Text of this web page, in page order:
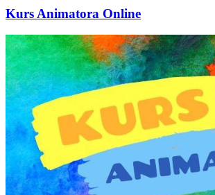
Kurs Animatora Online